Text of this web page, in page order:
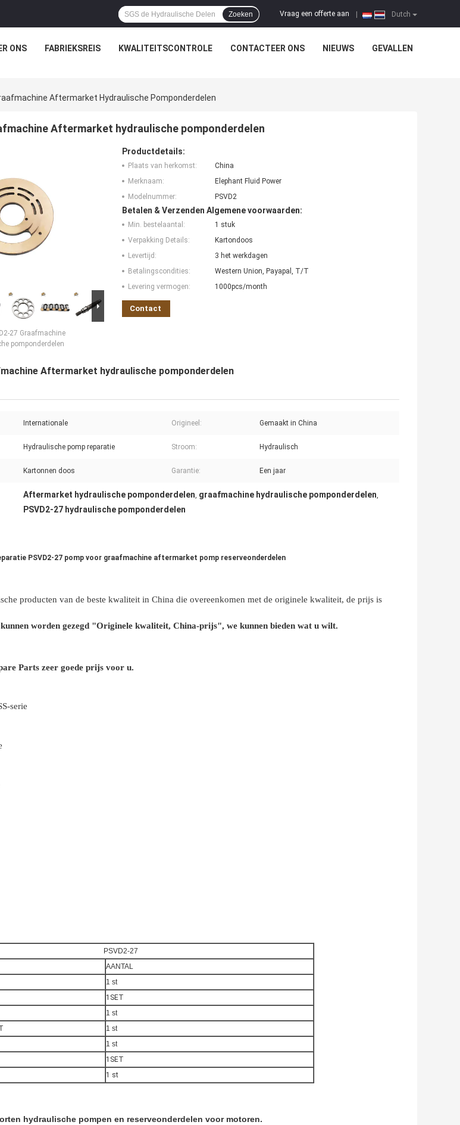
Dutch
Vraag een offerte aan
Zoeken
ONS FABRIEKSREIS KWALITEITSCONTROLE CONTACTEER ONS NIEUWS GEVALLEN
Aftermarket Hydraulische Pomponderdelen
Aftermarket hydraulische pomponderdelen
27 Graafmachine
pomponderdelen
Productdetails:
Plaats van herkomst:
China
Merknaam:
Elephant Fluid Power
Modelnummer:
PSVD2
Betalen & Verzenden Algemene voorwaarden:
Min. bestelaantal:
1 stuk
Verpakking Details:
Kartondoos
Levertijd:
3 het werkdagen
Betalingscondities:
Western Union, Payapal, T/T
Levering vermogen:
1000pcs/month
Contact
Aftermarket hydraulische pomponderdelen
Internationale Origineel: Gemaakt in China
Hydraulische pomp reparatie Stroom: Hydraulisch
Kartonnen doos Garantie: Een jaar
Aftermarket hydraulische pomponderdelen, graafmachine hydraulische pomponderdelen,
PSVD2-27 hydraulische pomponderdelen
PSVD2-27 pomp voor graafmachine aftermarket pomp reserveonderdelen
producten van de beste kwaliteit in China die overeenkomen met de originele kwaliteit, de prijs is
worden gezegd "Originele kwaliteit, China-prijs", we kunnen bieden wat u wilt.
Parts zeer goede prijs voor u.
serie
PSVD2-27
AANTAL
1 st
1SET
1 st
1 st
1 st
1SET
1 st
hydraulische pompen en reserveonderdelen voor motoren.